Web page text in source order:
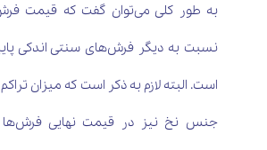
به طور کلی می‌توان گفت که قیمت
نسبت به دیگر فرش‌های سنتی اندکی
است. البته لازم به ذکر است که میزان
جنس نخ نیز در قیمت نهایی فرش‌ها